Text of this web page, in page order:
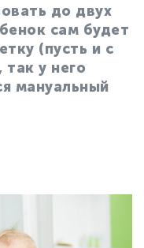
до двух
сам будет
(пусть и с
у него
мануальный